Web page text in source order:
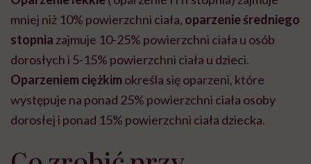
mniej niż 10% powierzchni ciała, oparzenie średniego
stopnia zajmuje 10-25% powierzchni ciała u osób
dorosłych i 5-15% powierzchni ciała u dzieci.
Oparzeniem ciężkim określa się oparzeni, które
występuje na ponad 25% powierzchni ciała osoby
dorosłej i ponad 15% powierzchni ciała dziecka.